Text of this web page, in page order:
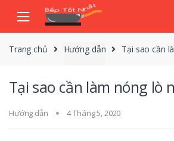
navigation
content
Trang chủ Hướng dẫn Tại sao cần
Tại sao cần làm nóng lò
Hướng dẫn 4 Tháng 5, 2020